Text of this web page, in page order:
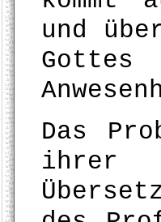
und
Das
ihrer